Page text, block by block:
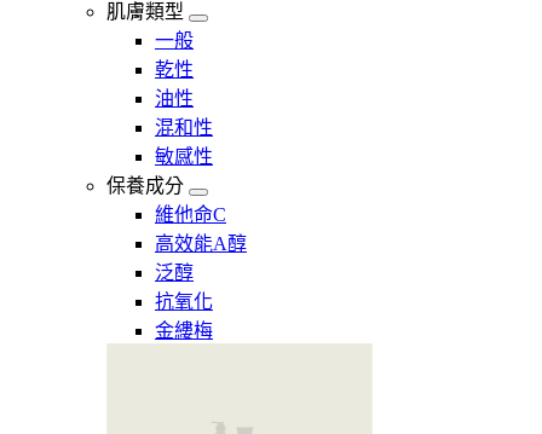
肌膚類型
一般
乾性
油性
混和性
敏感性
保養成分
維他命C
高效能A醇
泛醇
抗氧化
金縷梅